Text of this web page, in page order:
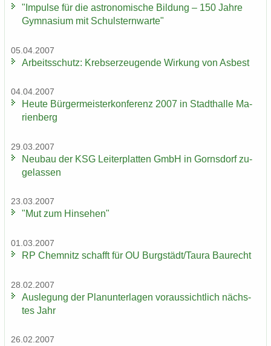
"Im­pul­se für die as­tro­no­mi­sche Bil­dung – 150 Jahre
Gym­na­si­um mit Schul­stern­war­te"
05.04.2007
Ar­beits­schutz: Krebs­er­zeu­gen­de Wir­kung von Asbest
04.04.2007
Heute Bür­ger­meis­ter­kon­fe­renz 2007 in Stadt­hal­le Ma­
ri­en­berg
29.03.2007
Neu­bau der KSG Lei­ter­plat­ten GmbH in Gorns­dorf zu­
ge­las­sen
23.03.2007
"Mut zum Hin­se­hen"
01.03.2007
RP Chem­nitz schafft für OU Burg­städt/Taura Bau­recht
28.02.2007
Aus­le­gung der Plan­un­ter­la­gen vor­aus­sicht­lich nächs­
tes Jahr
26.02.2007